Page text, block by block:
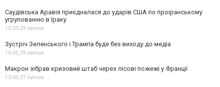
Саудівська Аравія приєдналася до ударів США по проіранському
угрупованню в Іраку
15:23,29 липня
Зустріч Зеленського і Трампа буде без виходу до медіа
14:05,29 липня
Макрон зібрав кризовий штаб через лісові пожежі у Франції
13:00,27 липня